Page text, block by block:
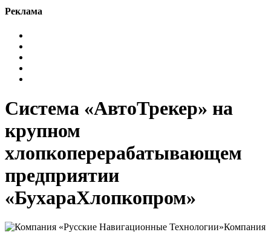
Реклама
Система «АвтоТрекер» на
крупном
хлопкоперерабатывающем
предприятии
«БухараХлопкопром»
Компания